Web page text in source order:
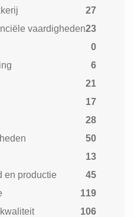
27
vaardigheden23
0
6
21
17
28
50
13
en productie
45
119
106